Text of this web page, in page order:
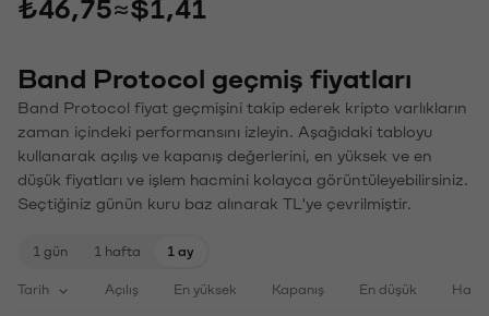
₺46,75≈$1,41
Band Protocol geçmiş fiyatları
Band Protocol fiyat geçmişini takip ederek kripto varlıkların
zaman içindeki performansını izleyin. Aşağıdaki tabloyu
kullanarak açılış ve kapanış değerlerini, en yüksek ve en
düşük fiyatları ve işlem hacmini kolayca görüntüleyebilirsiniz.
Seçtiğiniz günün kuru baz alınarak TL'ye çevrilmiştir.
1 gün 1 hafta 1 ay
Tarih Açılış En yüksek Kapanış En düşük